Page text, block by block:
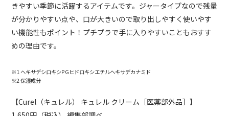
きやすい季節に活躍するアイテムです。ジャータイプなので残量
が分かりやすい点や、口が大きいので取り出しやすく使いやす
い機能性もポイント！プチプラで手に入りやすいこともおすす
めの理由です。
※1 ヘキサデシロキシPGヒドロキシエチルヘキサデカナミド
※2 保湿成分
【Curel（キュレル） キュレル クリーム［医薬部外品］】